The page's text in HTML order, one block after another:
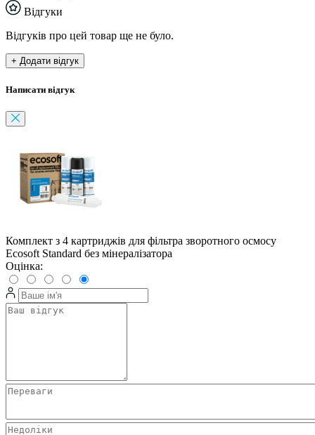
Відгуки
Відгуків про цей товар ще не було.
+ Додати відгук
Написати відгук
Комплект з 4 картриджів для фільтра зворотного осмосу
Ecosoft Standard без мінералізатора
Оцінка: